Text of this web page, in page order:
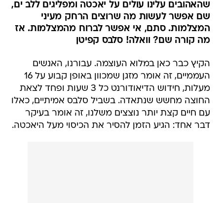
שהאהובים עלינו עולים על יאכטה ומפליגים ללב ים,
שם אפשר לעשות מה שרוצים הרחק מעיני
המצלמות. סתם, אי אפשר לברוח מהמצלמות. אז
מה קורה שם? וואלה! סלבס קפיטן
הקיץ כבר כאן במלוא העוצמה. עבורנו, האנשים
העממיים, זה אומר מזגן שמכוון באופן קבוע על 16
מעלות, חידוש הדיאודורנט כל 3 שעות ופחד לצאת
החוצה מחשש שנתאדה. בשביל סלבס אמיתיים, כאלו
עם חיים קצת יותר נוצצים משלנו, זה אומר בעיקר
דבר אחד: הגיע הזמן להסיר את הכיסוי מעל היאכטה.